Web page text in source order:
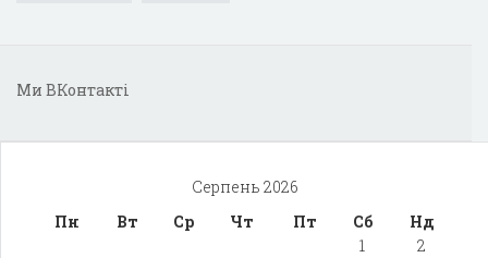
Ми ВКонтакті
Серпень 2026
Пн
Вт Ср Чт Пт Сб
Нд
1
2